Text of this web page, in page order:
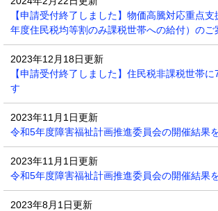
【申請受付終了しました】物価高騰対応重点
年度住民税均等割のみ課税世帯への給付）のご
2023年12月18日更新
【申請受付終了しました】住民税非課税世帯に
す
2023年11月1日更新
令和5年度障害福祉計画推進委員会の開催結果
2023年11月1日更新
令和5年度障害福祉計画推進委員会の開催結果
2023年8月1日更新